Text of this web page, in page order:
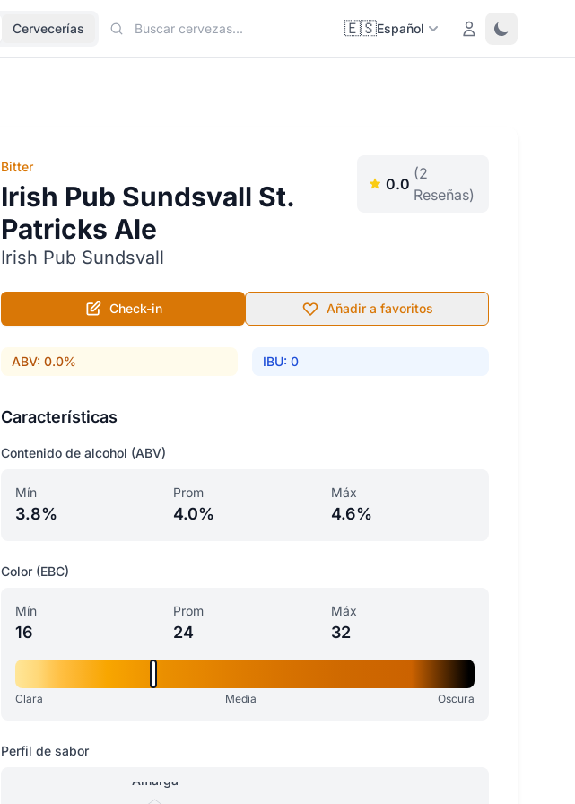
Cervecerías 🇪🇸Español Login Toggle
Bitter
Irish Pub Sundsvall St.
Patricks Ale
Irish Pub Sundsvall
0.0
(2
Reseñas)
Check-in Añadir a favoritos
ABV: 0.0% IBU: 0
Características
Contenido de alcohol (ABV)
Mín
3.8%
Prom
4.0%
Máx
4.6%
Color (EBC)
Mín
16
Prom
24
Máx
32
Clara Media Oscura
Perfil de sabor
Amarga